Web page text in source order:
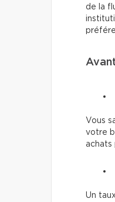
de la
Vous
votre
achats
Un